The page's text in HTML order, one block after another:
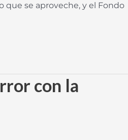
que se aproveche, y el Fondo
con la